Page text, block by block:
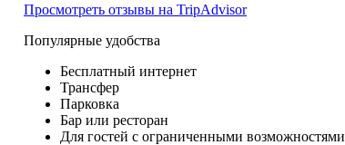
Просмотреть отзывы на TripAdvisor
Популярные удобства
Бесплатный интернет
Трансфер
Парковка
Бар или ресторан
Для гостей с ограниченными возможностями